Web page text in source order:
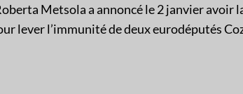
Metsola a annoncé le 2 janvier avoir
lever l’immunité de deux eurodéputés